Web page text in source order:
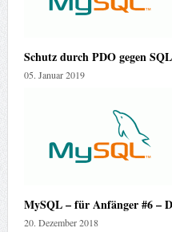
Schutz durch PDO gegen
05. Januar 2019
MySQL – für Anfänger #6 –
20. Dezember 2018